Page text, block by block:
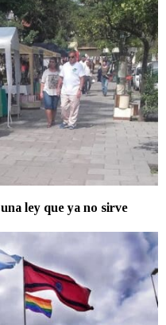
ley que ya no sirve